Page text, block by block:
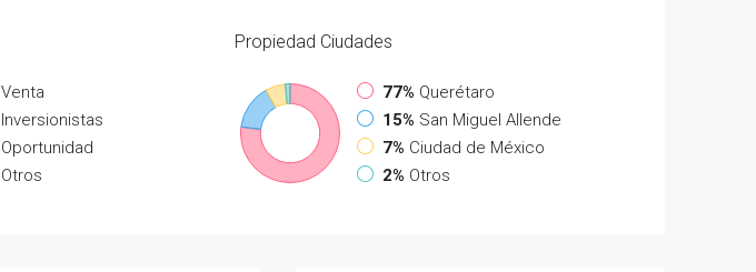
Venta
Inversionistas
Oportunidad
Otros
Propiedad Ciudades
77% Querétaro
15% San Miguel Allende
7% Ciudad de México
2% Otros